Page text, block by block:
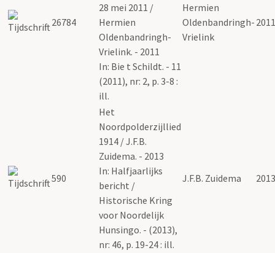
26784
28 mei 2011 /
Hermien
Oldenbandringh-
Vrielink. - 2011
In: Bie t Schildt. - 11
(2011), nr: 2, p. 3-8 :
ill.
Hermien
Oldenbandringh-
Vrielink
2011
590
Het
Noordpolderzijllied
1914 / J.F.B.
Zuidema. - 2013
In: Halfjaarlijks
bericht /
Historische Kring
voor Noordelijk
Hunsingo. - (2013),
nr: 46, p. 19-24 : ill.
J.F.B. Zuidema 2013